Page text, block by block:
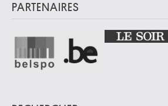
PARTENAIRES